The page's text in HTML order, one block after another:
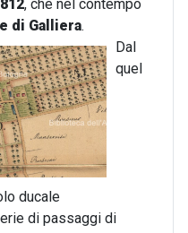
, che nel contempo
di Galliera.
Dal
quel
ducale
di passaggi di